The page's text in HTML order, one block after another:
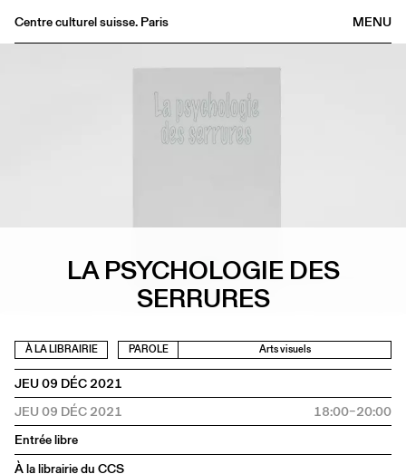
MENU
Centre culturel suisse. Paris
LA PSYCHOLOGIE DES
SERRURES
À LA LIBRAIRIE PAROLE Arts visuels
JEU 09 DÉC 2021
JEU 09 DÉC 2021
18:00–20:00
Entrée libre
À la librairie du CCS